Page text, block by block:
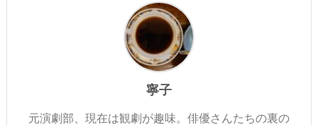
寧子
元演劇部、現在は観劇が趣味。俳優さんたちの裏の